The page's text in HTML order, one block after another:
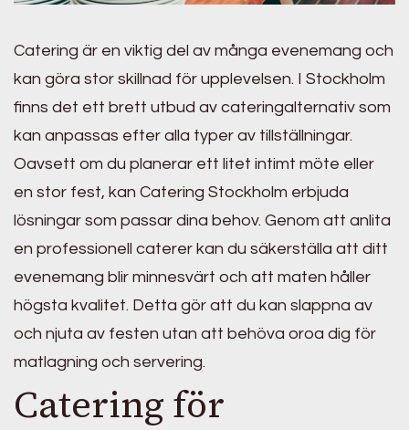
Catering är en viktig del av många evenemang och
kan göra stor skillnad för upplevelsen. I Stockholm
finns det ett brett utbud av cateringalternativ som
kan anpassas efter alla typer av tillställningar.
Oavsett om du planerar ett litet intimt möte eller
en stor fest, kan Catering Stockholm erbjuda
lösningar som passar dina behov. Genom att anlita
en professionell caterer kan du säkerställa att ditt
evenemang blir minnesvärt och att maten håller
högsta kvalitet. Detta gör att du kan slappna av
och njuta av festen utan att behöva oroa dig för
matlagning och servering.
Catering för